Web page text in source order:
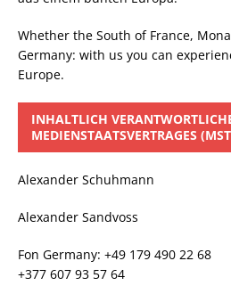
Whether the South of France,
Germany: with us you can
Europe.
INHALTLICH
MEDIENSTAATSVERTRAGES
Alexander Schuhmann
Alexander Sandvoss
Fon Germany: +49 179
+377 607 93 57 64